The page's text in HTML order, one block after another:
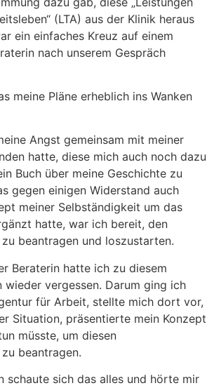
(LTA) aus der Klinik heraus
ein einfaches Kreuz auf einem
nach unserem Gespräch
meine Pläne erheblich ins Wanken
Angst gemeinsam mit meiner
hatte, diese mich auch noch dazu
Buch über meine Geschichte zu
gegen einigen Widerstand auch
meiner Selbständigkeit um das
hatte, war ich bereit, den
beantragen und loszustarten.
Beraterin hatte ich zu diesem
vergessen. Darum ging ich
für Arbeit, stellte mich dort vor,
Situation, präsentierte mein Konzept
müsste, um diesen
beantragen.
schaute sich das alles und hörte mir